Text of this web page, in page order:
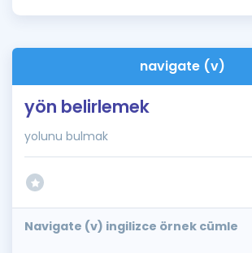
İngilizce Gramer
navigate (v)
yön belirlemek
yolunu bulmak
Navigate (v) ingilizce örnek cümle